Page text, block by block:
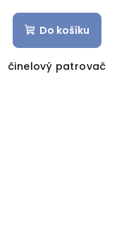
Do košíku
činelový patrovač